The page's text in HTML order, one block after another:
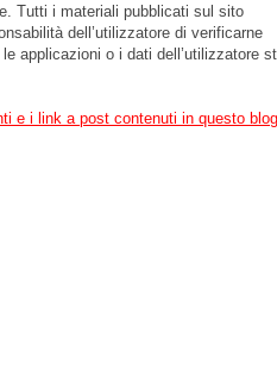
Tutti i materiali pubblicati sul sito
dell’utilizzatore di verificarne
applicazioni o i dati dell’utilizzatore
e i link a post contenuti in questo